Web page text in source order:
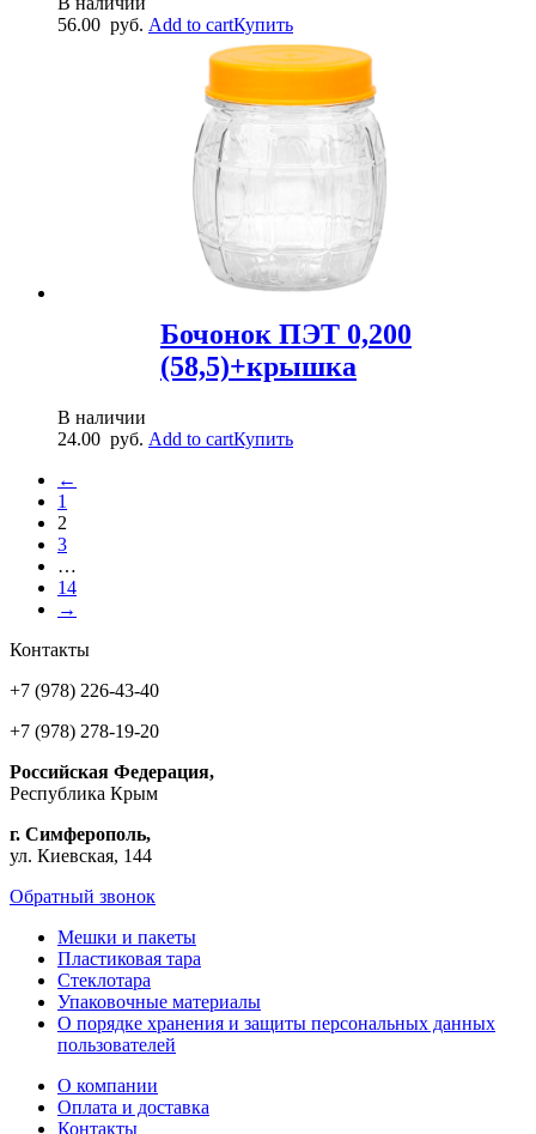
56.00 руб. Add to cartКупить
Бочонок ПЭТ 0,200
(58,5)+крышка
В наличии
24.00 руб. Add to cartКупить
←
1
2
3
…
14
→
Контакты
+7 (978) 226-43-40
+7 (978) 278-19-20
Российская Федерация,
Республика Крым
г. Симферополь,
ул. Киевская, 144
Обратный звонок
Мешки и пакеты
Пластиковая тара
Стеклотара
Упаковочные материалы
О порядке хранения и защиты персональных данных
пользователей
О компании
Оплата и доставка
Контакты